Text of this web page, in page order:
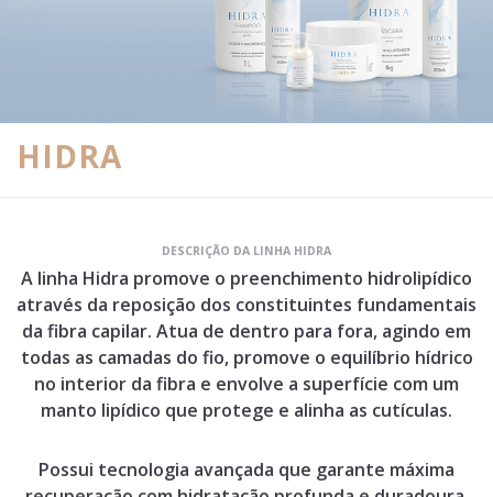
HIDRA
DESCRIÇÃO DA LINHA HIDRA
A linha Hidra promove o preenchimento hidrolipídico
através da reposição dos constituintes fundamentais
da fibra capilar. Atua de dentro para fora, agindo em
todas as camadas do fio, promove o equilíbrio hídrico
no interior da fibra e envolve a superfície com um
manto lipídico que protege e alinha as cutículas.
Possui tecnologia avançada que garante máxima